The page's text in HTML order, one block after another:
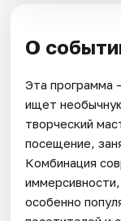
О
Эта программа
ищет
творческий
посещение,
Комбинация
особенно